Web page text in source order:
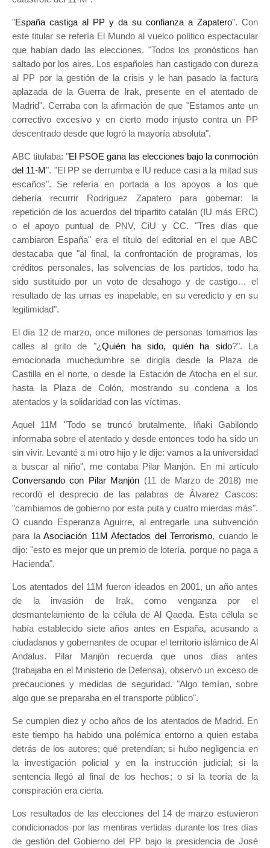
"España castiga al PP y da su confianza a Zapatero". Con
este titular se refería El Mundo al vuelco político espectacular
que habían dado las elecciones. "Todos los pronósticos han
saltado por los aires. Los españoles han castigado con dureza
al PP por la gestión de la crisis y le han pasado la factura
aplazada de la Guerra de Irak, presente en el atentado de
Madrid". Cerraba con la afirmación de que "Estamos ante un
correctivo excesivo y en cierto modo injusto contra un PP
descentrado desde que logró la mayoría absoluta".
ABC titulaba: "El PSOE gana las elecciones bajo la conmoción
del 11-M". "El PP se derrumba e IU reduce casi a la mitad sus
escaños". Se refería en portada a los apoyos a los que
debería recurrir Rodríguez Zapatero para gobernar: la
repetición de los acuerdos del tripartito catalán (IU más ERC)
o el apoyo puntual de PNV, CiU y CC. "Tres días que
cambiaron España" era el título del editorial en el que ABC
destacaba que "al final, la confrontación de programas, los
créditos personales, las solvencias de los partidos, todo ha
sido sustituido por un voto de desahogo y de castigo… el
resultado de las urnas es inapelable, en su veredicto y en su
legitimidad".
El día 12 de marzo, once millones de personas tomamos las
calles al grito de "¿Quién ha sido, quién ha sido?". La
emocionada muchedumbre se dirigía desde la Plaza de
Castilla en el norte, o desde la Estación de Atocha en el sur,
hasta la Plaza de Colón, mostrando su condena a los
atentados y la solidaridad con las víctimas.
Aquel 11M "Todo se truncó brutalmente. Iñaki Gabilondo
informaba sobre el atentado y desde entonces todo ha sido un
sin vivir. Levanté a mi otro hijo y le dije: vamos a la universidad
a buscar al niño", me contaba Pilar Manjón. En mi artículo
Conversando con Pilar Manjón (11 de Marzo de 2018) me
recordó el desprecio de las palabras de Álvarez Cascos:
"cambiamos de gobierno por esta puta y cuatro mierdas más".
O cuando Esperanza Aguirre, al entregarle una subvención
para la Asociación 11M Afectados del Terrorismo, cuando le
dijo: "esto es mejor que un premio de lotería, porque no paga a
Hacienda".
Los atentados del 11M fueron ideados en 2001, un año antes
de la invasión de Irak, como venganza por el
desmantelamiento de la célula de Al Qaeda. Esta célula se
había establecido siete años antes en España, acusando a
ciudadanos y gobernantes de ocupar el territorio islámico de Al
Andalus. Pilar Manjón recuerda que unos días antes
(trabajaba en el Ministerio de Defensa), observó un exceso de
precauciones y medidas de seguridad. "Algo temían, sobre
algo que se preparaba en el transporte público".
Se cumplen diez y ocho años de los atentados de Madrid. En
este tiempo ha habido una polémica entorno a quien estaba
detrás de los autores; qué pretendían; si hubo negligencia en
la investigación policial y en la instrucción judicial; si la
sentencia llegó al final de los hechos; o si la teoría de la
conspiración era cierta.
Los resultados de las elecciones del 14 de marzo estuvieron
condicionados por las mentiras vertidas durante los tres días
de gestión del Gobierno del PP bajo la presidencia de José